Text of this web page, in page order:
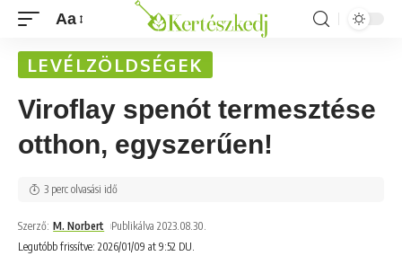
Aa
LEVÉLZÖLDSÉGEK
Viroflay spenót termesztése
otthon, egyszerűen!
Legutóbb frissítve: 2026/01/09 at 9:52 DU.
Szerző: M. Norbert Publikálva 2023.08.30.
3 perc olvasási idő